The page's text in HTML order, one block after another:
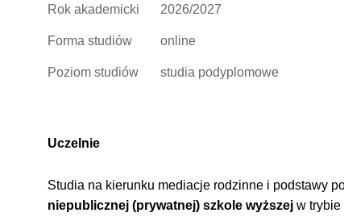
Rok akademicki 2026/2027
Forma studiów online
Poziom studiów studia podyplomowe
Uczelnie
Studia na kierunku mediacje rodzinne i podstawy
niepublicznej (prywatnej) szkole wyższejw trybie